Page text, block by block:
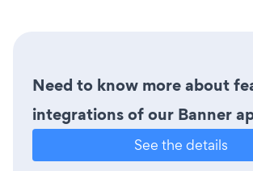
Need to know more about
integrations of our Banner
See the details